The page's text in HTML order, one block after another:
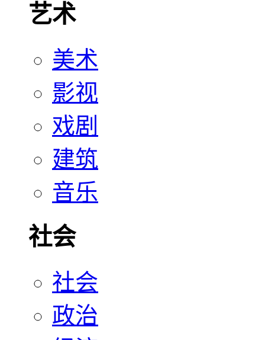
艺术
美术
影视
戏剧
建筑
音乐
社会
社会
政治